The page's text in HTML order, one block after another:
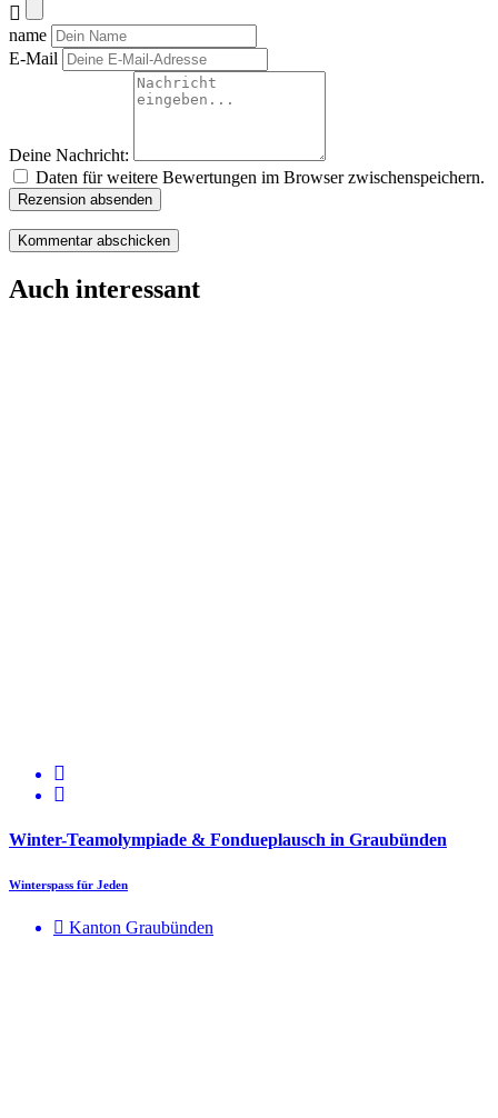
name
E-Mail
Deine Nachricht:
Daten für weitere Bewertungen im Browser zwischenspeichern.
Rezension absenden
Auch interessant
Winter-Teamolympiade & Fondueplausch in Graubünden
Winterspass für Jeden
Kanton Graubünden